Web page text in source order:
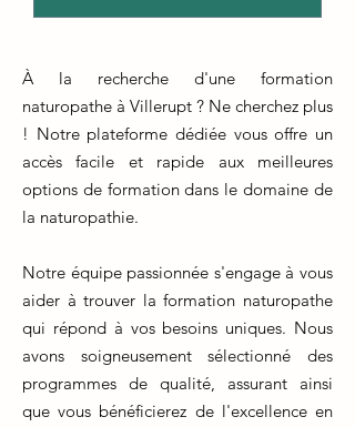
À la recherche d'une formation
naturopathe à Villerupt ? Ne cherchez plus
! Notre plateforme dédiée vous offre un
accès facile et rapide aux meilleures
options de formation dans le domaine de
la naturopathie.
Notre équipe passionnée s'engage à vous
aider à trouver la formation naturopathe
qui répond à vos besoins uniques. Nous
avons soigneusement sélectionné des
programmes de qualité, assurant ainsi
que vous bénéficierez de l'excellence en